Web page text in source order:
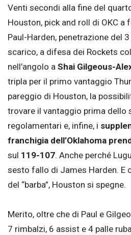
Venti secondi alla fine del
Houston, pick and roll di OKC a
Paul-Harden, penetrazione del
scarico, a difesa dei Rockets
nell’angolo a Shai Gilgeous-
tripla per il primo vantaggio
pareggio di Houston, la
trovare il vantaggio prima dello
regolamentari e, infine, i
franchigia dell’Oklahoma
sul 119-107. Anche perché
sesto fallo di James Harden. E
del “barba”, Houston si spegne.
Merito, oltre che di Paul e
7 rimbalzi, 6 assist e 4 palle